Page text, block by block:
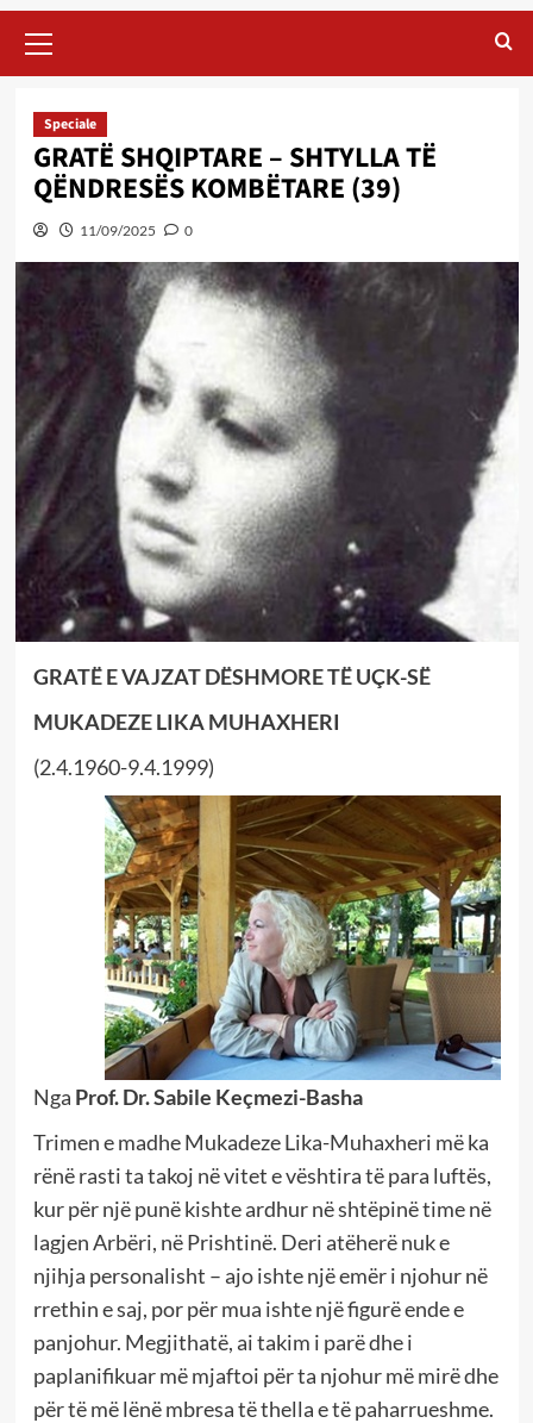
Menu
Speciale
GRATË SHQIPTARE – SHTYLLA TË
QËNDRESËS KOMBËTARE (39)
11/09/2025 0
GRATË E VAJZAT DËSHMORE TË UÇK-SË
MUKADEZE LIKA MUHAXHERI
(2.4.1960-9.4.1999)
Nga Prof. Dr. Sabile Keçmezi-Basha
Trimen e madhe Mukadeze Lika-Muhaxheri më ka
rënë rasti ta takoj në vitet e vështira të para luftës,
kur për një punë kishte ardhur në shtëpinë time në
lagjen Arbëri, në Prishtinë. Deri atëherë nuk e
njihja personalisht – ajo ishte një emër i njohur në
rrethin e saj, por për mua ishte një figurë ende e
panjohur. Megjithatë, ai takim i parë dhe i
paplanifikuar më mjaftoi për ta njohur më mirë dhe
për të më lënë mbresa të thella e të paharrueshme.